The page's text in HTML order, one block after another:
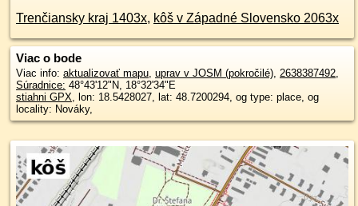
Trenčiansky kraj 1403x, kôš v Západné Slovensko 2063x
Viac o bode
Viac info: aktualizovať mapu, uprav v JOSM (pokročilé), 2638387492,
Súradnice: 48°43'12"N, 18°32'34"E
stiahni GPX, lon: 18.5428027, lat: 48.7200294, og type: place, og
locality: Nováky,